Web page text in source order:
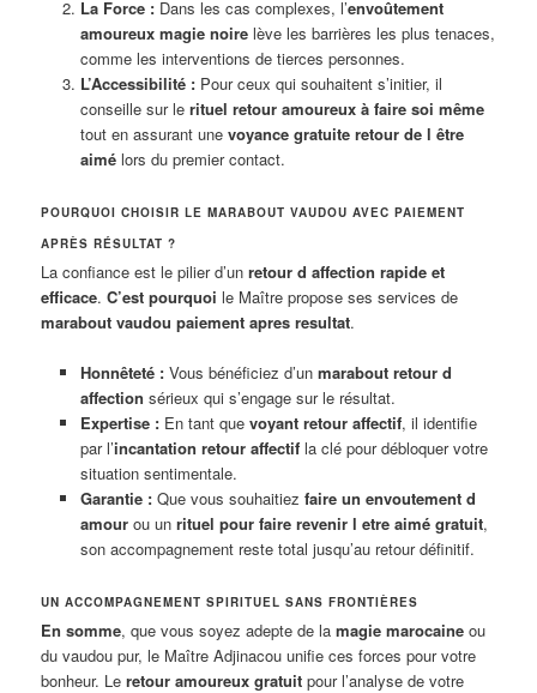
La Force :Dans les cas complexes, l’envoûtement
amoureux magie noirelève les barrières les plus tenaces,
comme les interventions de tierces personnes.
L’Accessibilité :Pour ceux qui souhaitent s’initier, il
conseille sur le rituel retour amoureux à faire soi même
tout en assurant une voyance gratuite retour de l être
aimélors du premier contact.
POURQUOI CHOISIR LE MARABOUT VAUDOU AVEC PAIEMENT
APRÈS RÉSULTAT ?
La confiance est le pilier d’unretour d affection rapide et
efficace.C’est pourquoi le Maître propose ses services de
marabout vaudou paiement apres resultat.
Honnêteté :Vous bénéficiez d’un marabout retour d
affection sérieux qui s’engage sur le résultat.
Expertise :En tant que voyant retour affectif, il identifie
par l’incantation retour affectifla clé pour débloquer votre
situation sentimentale.
Garantie :Que vous souhaitiez faire un envoutement d
amourou un rituel pour faire revenir l etre aimé gratuit,
son accompagnement reste total jusqu’au retour définitif.
UN ACCOMPAGNEMENT SPIRITUEL SANS FRONTIÈRES
En somme, que vous soyez adepte de lamagie marocaine ou
du vaudou pur, le Maître Adjinacou unifie ces forces pour votre
bonheur. Leretour amoureux gratuit pour l’analyse de votre